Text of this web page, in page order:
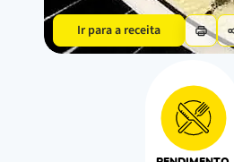
Ir para a receita